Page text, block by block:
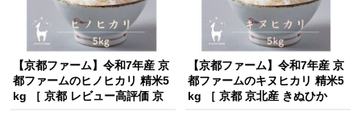
【京都ファーム】令和7年産 京
都ファームのヒノヒカリ 精米5
kg ［ 京都 レビュー高評価 京
【京都ファーム】令和7年産 京
都ファームのキヌヒカリ 精米5
kg ［ 京都 京北産 きぬひか